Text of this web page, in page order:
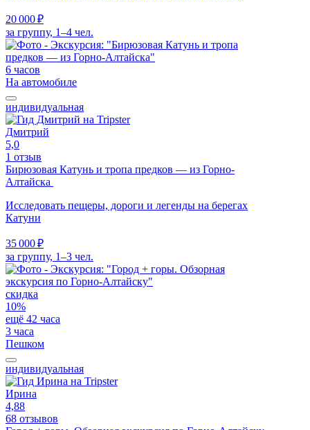
20 000 ₽
за группу, 1–4 чел.
6 часов
На автомобиле
индивидуальная
Дмитрий
5,0
1 отзыв
Бирюзовая Катунь и тропа предков — из Горно-
Алтайска
Исследовать пещеры, дороги и легенды на берегах
Катуни
35 000 ₽
за группу, 1–3 чел.
скидка
10%
ещё 42 часа
3 часа
Пешком
индивидуальная
Ирина
4,88
68 отзывов